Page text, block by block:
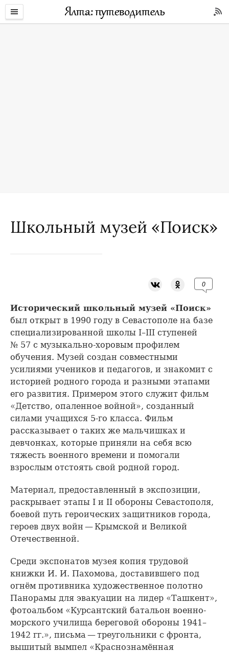
Школьный музей «Поиск»
0
Исторический школьный музей «Поиск»
был открыт в 1990 году в Севастополе на базе
специализированной школы I–III ступеней
№ 57 с музыкально-хоровым профилем
обучения. Музей создан совместными
усилиями учеников и педагогов, и знакомит с
историей родного города и разными этапами
его развития. Примером этого служит фильм
«Детство, опаленное войной», созданный
силами учащихся 5-го класса. Фильм
рассказывает о таких же мальчишках и
девчонках, которые приняли на себя всю
тяжесть военного времени и помогали
взрослым отстоять свой родной город.
Материал, предоставленный в экспозиции,
раскрывает этапы I и II обороны Севастополя,
боевой путь героических защитников города,
героев двух войн — Крымской и Великой
Отечественной.
Среди экспонатов музея копия трудовой
книжки И. И. Пахомова, доставившего под
огнём противника художественное полотно
Панорамы для эвакуации на лидер «Ташкент»,
фотоальбом «Курсантский батальон военно-
морского училища береговой обороны 1941–
1942 гг.», письма — треугольники с фронта,
вышитый вымпел «Краснознамённая